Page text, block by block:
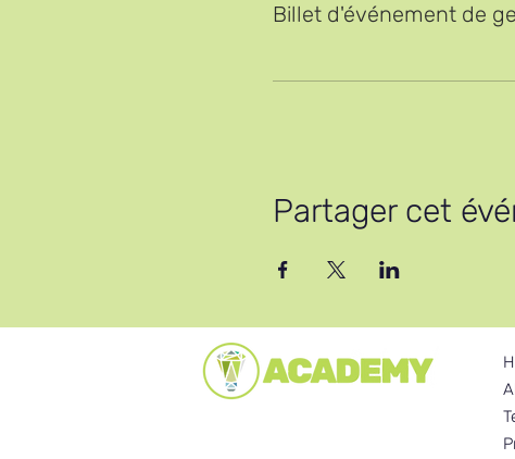
Billet d'événement de
Partager cet